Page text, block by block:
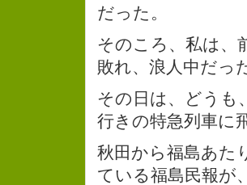
だった。
そのころ、私は、
敗れ、浪人中だっ
その日は、どうも
行きの特急列車に
秋田から福島あた
ている福島民報が